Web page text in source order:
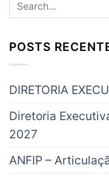
POSTS
DIRETORIA
Diretoria
2027
ANFIP –